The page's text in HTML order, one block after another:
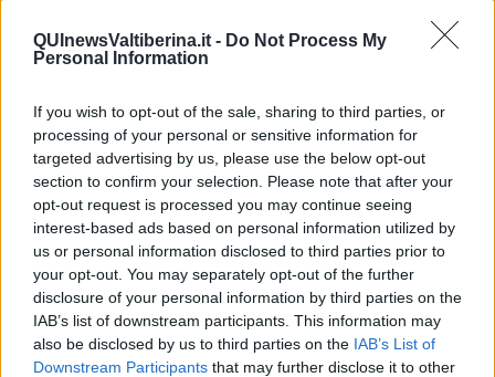
QUInewsValtiberina.it - Do Not Process My
Personal Information
If you wish to opt-out of the sale, sharing to third parties, or
processing of your personal or sensitive information for
targeted advertising by us, please use the below opt-out
section to confirm your selection. Please note that after your
opt-out request is processed you may continue seeing
interest-based ads based on personal information utilized by
us or personal information disclosed to third parties prior to
your opt-out. You may separately opt-out of the further
disclosure of your personal information by third parties on the
IAB’s list of downstream participants. This information may
also be disclosed by us to third parties on the IAB’s List of
Downstream Participants that may further disclose it to other
​Consigli di lettura per genitori e non solo
​La Clownterapia
Vacanze a km zero
​Buone Vacan(si)e!
​Il lato positivo delle cose
​Storie antiche di tempi moderni
​Quello che alle mamme non dicono
Adultescenza
Homo imbecillis
​4 anni di Blog
Quando il silenzio è aggressivo
​Il passato, questo conosciuto!
​Clima ballerino e sbalzi d’umore
La maternità